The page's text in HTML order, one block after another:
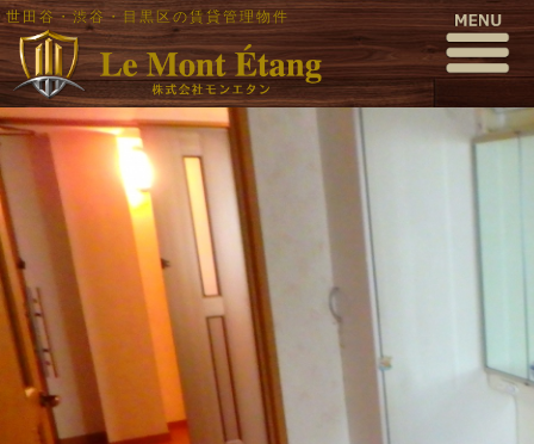
世田谷・渋谷・目黒区の賃貸管理物件
pa310025
公開日時: 2016年11月17日1000 × 563( pa310025
← 前へ 次へ →